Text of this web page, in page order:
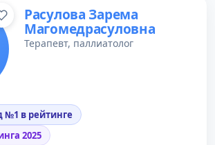
Расулова Зарема
Магомедрасуловна
Терапевт, паллиатолог
№1 в рейтинге
2025